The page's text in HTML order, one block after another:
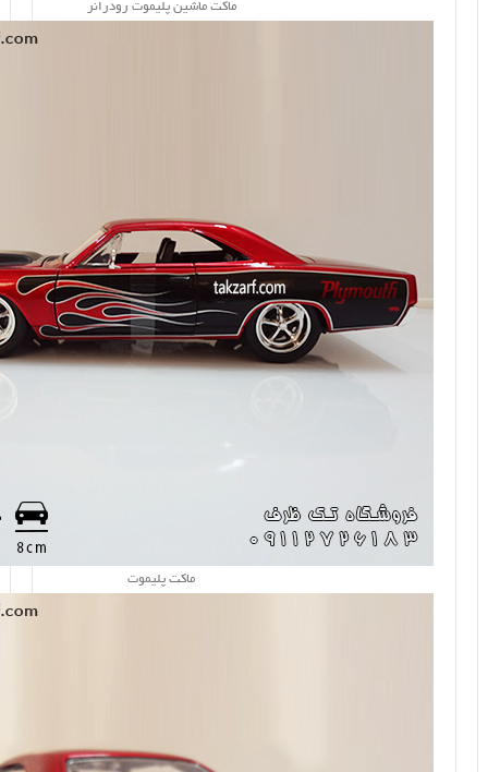
ماکت ماشین پلیموت رودرانر
ماکت پلیموت